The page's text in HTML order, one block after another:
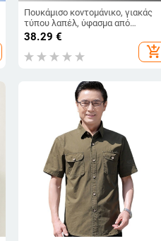
Πουκάμισο κοντομάνικο, γιακάς
τύπου λαπέλ, ύφασμα από
συνθετικό μείγμα ινών (≥96%
νάιλον), βελούδινη επένδυση,
ανθεκτικό στη φθορά, χωρίς
σιδέρωμα, υψηλή σταθερότητα
38.29 €
add_shopping_cart